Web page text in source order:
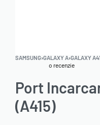
SAMSUNG›GALAXY A›GALAXY
o recenzie
Port
(A415)